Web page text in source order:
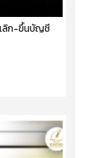
เลิก-ขึ้นบัญชี